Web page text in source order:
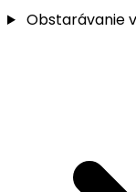
Obstarávanie v